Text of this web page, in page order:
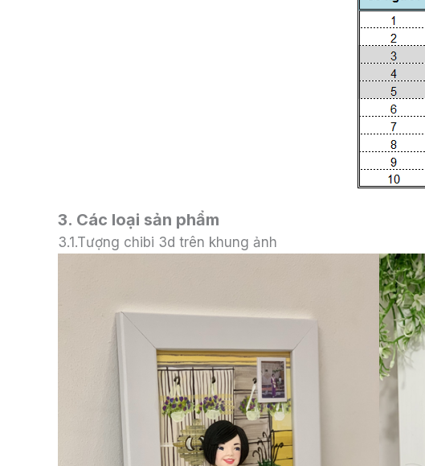
3. Các loại sản phẩm
3.1.Tượng chibi 3d trên khung ảnh